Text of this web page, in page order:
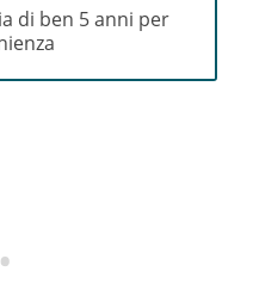
di ben 5 anni per